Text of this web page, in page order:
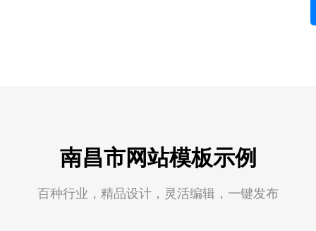
南昌市网站模板示例
百种行业，精品设计，灵活编辑，一键发布